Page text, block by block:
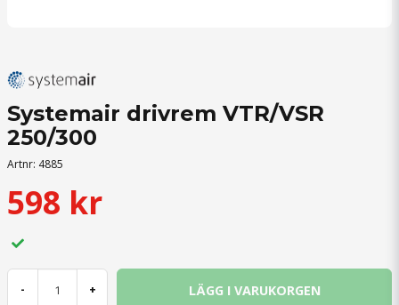
Systemair drivrem VTR/VSR
250/300
Artnr: 4885
598 kr
- + LÄGG I VARUKORGEN